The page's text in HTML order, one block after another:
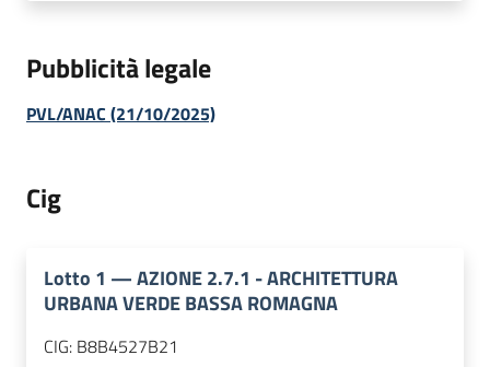
Pubblicità legale
PVL/ANAC (21/10/2025)
Cig
Lotto 1 —AZIONE 2.7.1 - ARCHITETTURA
URBANA VERDE BASSA ROMAGNA
CIG: B8B4527B21